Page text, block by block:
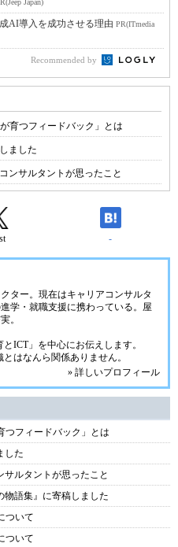
Japan)
AI導入を成功させる理由 PR(ITmedia
Recommended by
育つフィードバック」とは
ました
ンサルタントが思ったこと
-
ター。現在はキャリアコンサルタ
学・就職支援に携わっている。屋
。
ICT」を中心にお伝えします。
はなんら関係ありません。
» 詳しいプロフィール
つフィードバック」とは
した
ルタントが思ったこと
語集』に寄稿しました
ついて
ついて